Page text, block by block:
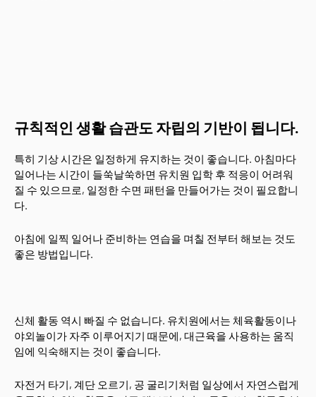
규칙적인 생활 습관도 자립의 기반이 됩니다.
특히 기상 시간은 일정하게 유지하는 것이 좋습니다. 아침마다
일어나는 시간이 들쑥날쑥하면 유치원 입학 후 적응이 어려워
질 수 있으므로, 일정한 수면 패턴을 만들어가는 것이 필요합니
다.
아침에 일찍 일어나 준비하는 연습을 며칠 전부터 해보는 것도
좋은 방법입니다.
신체 활동 역시 빠질 수 없습니다. 유치원에서는 체육활동이나
야외놀이가 자주 이루어지기 때문에, 대근육을 사용하는 움직
임에 익숙해지는 것이 좋습니다.
자전거 타기, 계단 오르기, 공 굴리기처럼 일상에서 자연스럽게